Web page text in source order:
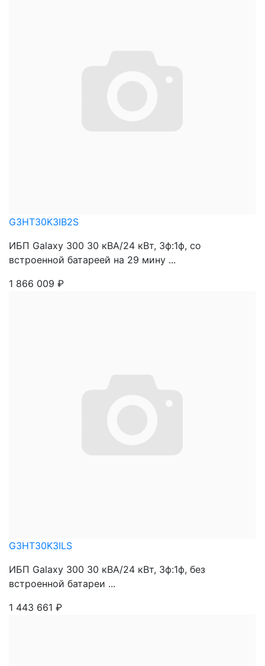
G3HT30K3IB2S
ИБП Galaxy 300 30 кВА/24 кВт, 3ф:1ф, со
встроенной батареей на 29 мину ...
1 866 009 ₽
G3HT30K3ILS
ИБП Galaxy 300 30 кВА/24 кВт, 3ф:1ф, без
встроенной батареи ...
1 443 661 ₽